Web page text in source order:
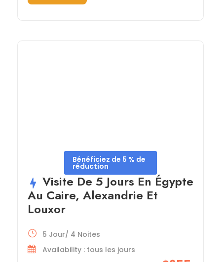
Bénéficiez de 5 % de
réduction
Visite De 5 Jours En Égypte
Au Caire, Alexandrie Et
Louxor
5 Jour/ 4 Noites
Availability : tous les jours